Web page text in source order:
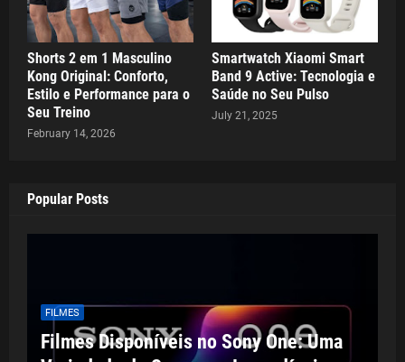
Shorts 2 em 1 Masculino
Kong Original: Conforto,
Estilo e Performance para o
Seu Treino
February 14, 2026
Smartwatch Xiaomi Smart
Band 9 Active: Tecnologia e
Saúde no Seu Pulso
July 21, 2025
Popular Posts
FILMES
Filmes Disponíveis no Sony One: Uma